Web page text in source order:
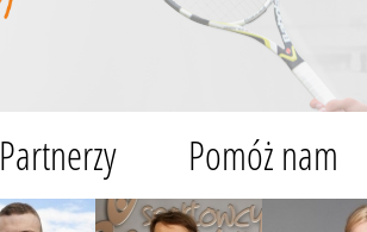
Partnerzy Pomóż nam